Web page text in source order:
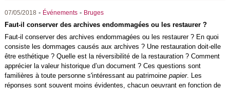
07/05/2018 - Événements- Bruges
Faut-il conserver des archives endommagées ou les restaurer ?
Faut-il conserver des archives endommagées ou les restaurer ? En quoi
consiste les dommages causés aux archives ? Une restauration doit-elle
être esthétique ? Quelle est la réversibilité de la restauration ? Comment
apprécier la valeur historique d’un document ? Ces questions sont
familières à toute personne s'intéressant au patrimoine papier. Les
réponses sont souvent moins évidentes, chacun oeuvrant en fonction de